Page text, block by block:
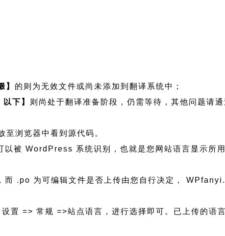
】 的则为无效文件或尚未添加到翻译系统中；
以下】 则尚处于翻译准备阶段，仍需等待，其他问题请
浏览器中看到源代码。
被 WordPress 系统识别，也就是您网站语言显示所用
.po 为可编辑文件是否上传由您自行决定，
置 => 常规 =>站点语言，进行选择即可。已上传的语